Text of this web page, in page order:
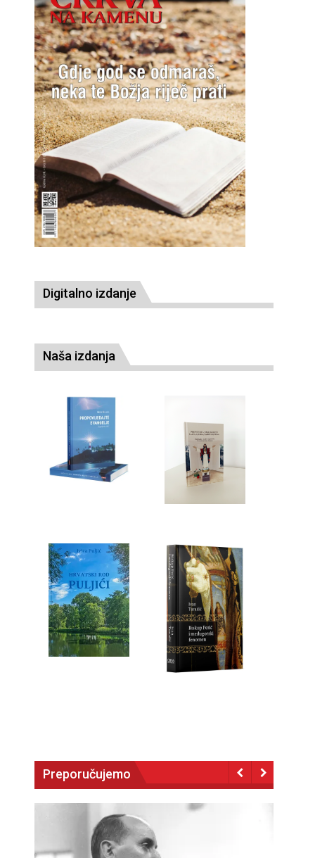
Digitalno izdanje
Naša izdanja
Preporučujemo